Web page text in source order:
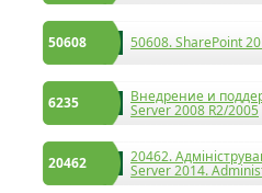
50608 50608. SharePoint
6235 Внедрение и
Server 2008 R2/2005
20462 20462.
Server 2014.